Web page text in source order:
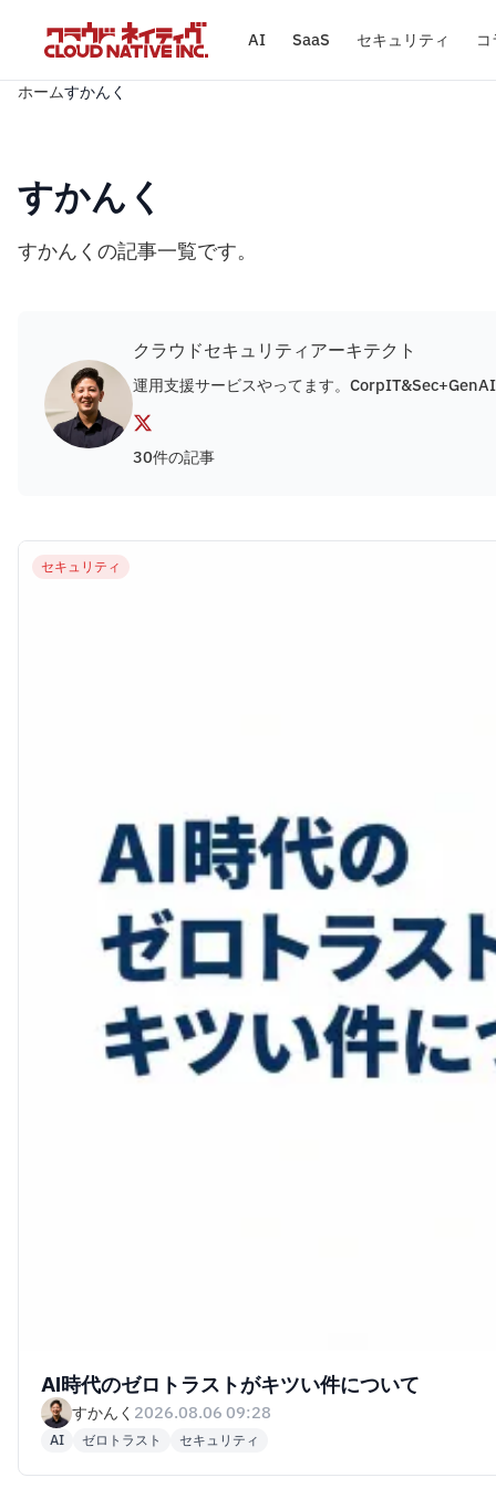
AI SaaS セキュリティ
ホームすかんく
すかんく
すかんくの記事一覧です。
クラウドセキュリティアーキテクト
運用支援サービスやってます。
30件の記事
セキュリティ
AI時代のゼロトラストがキツい件について
すかんく 2026.08.06 09:28
AI ゼロトラスト セキュリティ